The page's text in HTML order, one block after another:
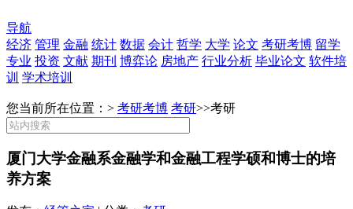
导航
经济 管理 金融 统计 数据 会计 哲学 大学 论文 考研考博 留学
专业 投资 文献 期刊 博弈论 房地产 行业分析 毕业论文 软件培
训 学术培训
您当前所在位置：> 考研考博 考研>>考研
厦门大学金融系金融学和金融工程学硕和博士的培
养方案